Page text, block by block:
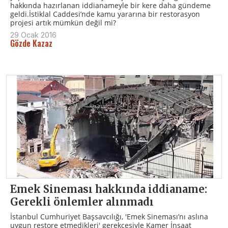
hakkında hazırlanan iddianameyle bir kere daha gündeme
geldi.İstiklal Caddesi’nde kamu yararına bir restorasyon
projesi artık mümkün değil mi?
29 Ocak 2016
Gözde Kazaz
Emek Sineması hakkında iddianame:
Gerekli önlemler alınmadı
İstanbul Cumhuriyet Başsavcılığı, 'Emek Sineması’nı aslına
uygun restore etmedikleri' gerekçesiyle Kamer İnşaat